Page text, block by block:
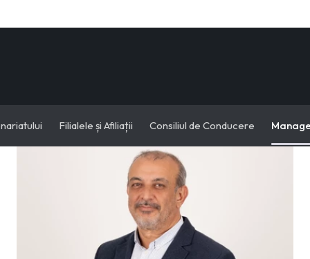
Filialele și Afiliații Consiliul de Conducere